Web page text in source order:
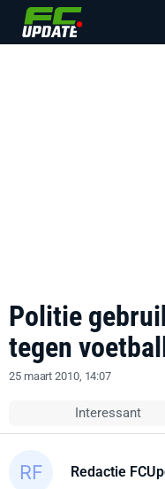
Politie
tegen
25 maart 2010, 14:07
Interessant
Redactie